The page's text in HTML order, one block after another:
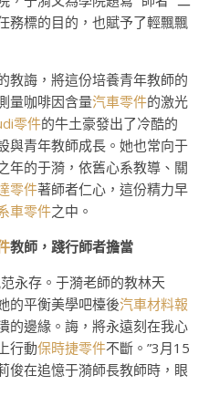
務標的目的，也賦予了輕飄飄
教誨，將這份培養青年教師的
量咖啡因含量汽車零件的激光
零件的牛土豪發出了冷酷的
與青年教師成長。她也常向于
年的于漪，依舊心系教導、關
零件著師者仁心，這份精力早
車零件之中。
教師，踐行師者擔當
永存。于漪老師的教林天
的平衡美學吧檯後汽車材料報
的邊緣。誨，將永遠刻在我心
行動保時捷零件不斷。”3月15
俊在追憶于漪師長教師時，眼